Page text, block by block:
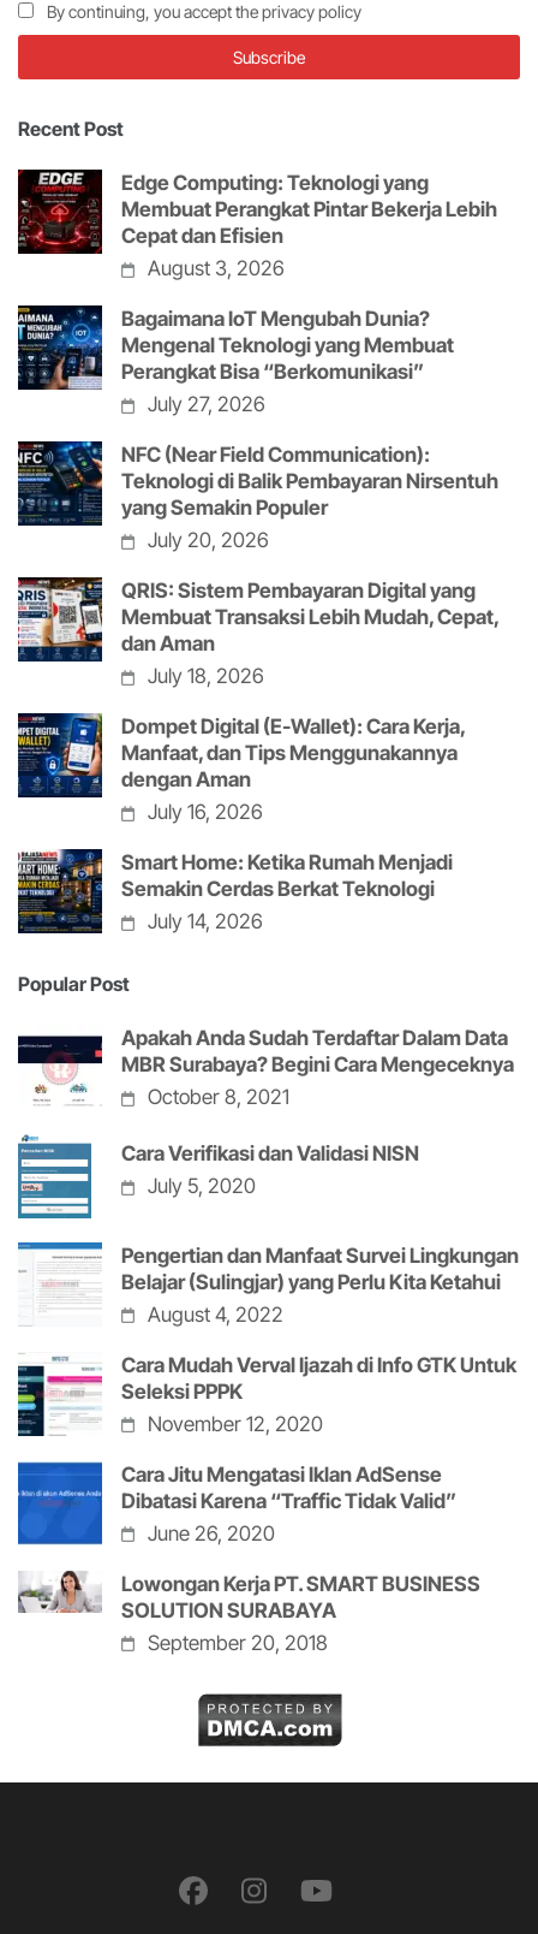
By continuing, you accept the privacy policy
Recent Post
Edge Computing: Teknologi yang
Membuat Perangkat Pintar Bekerja Lebih
Cepat dan Efisien
August 3, 2026
Bagaimana IoT Mengubah Dunia?
Mengenal Teknologi yang Membuat
Perangkat Bisa “Berkomunikasi”
July 27, 2026
NFC (Near Field Communication):
Teknologi di Balik Pembayaran Nirsentuh
yang Semakin Populer
July 20, 2026
QRIS: Sistem Pembayaran Digital yang
Membuat Transaksi Lebih Mudah, Cepat,
dan Aman
July 18, 2026
Dompet Digital (E-Wallet): Cara Kerja,
Manfaat, dan Tips Menggunakannya
dengan Aman
July 16, 2026
Smart Home: Ketika Rumah Menjadi
Semakin Cerdas Berkat Teknologi
July 14, 2026
Popular Post
Apakah Anda Sudah Terdaftar Dalam Data
MBR Surabaya? Begini Cara Mengeceknya
October 8, 2021
Cara Verifikasi dan Validasi NISN
July 5, 2020
Pengertian dan Manfaat Survei Lingkungan
Belajar (Sulingjar) yang Perlu Kita Ketahui
August 4, 2022
Cara Mudah Verval Ijazah di Info GTK Untuk
Seleksi PPPK
November 12, 2020
Cara Jitu Mengatasi Iklan AdSense
Dibatasi Karena “Traffic Tidak Valid”
June 26, 2020
Lowongan Kerja PT. SMART BUSINESS
SOLUTION SURABAYA
September 20, 2018